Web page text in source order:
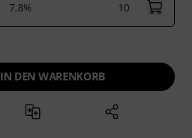
7,8% 10
IN DEN WARENKORB